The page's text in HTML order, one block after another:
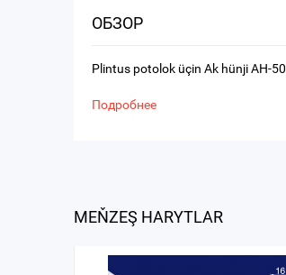
ОБЗОР
Plintus potolok üçin Ak hünji AH-50
Подробнее
MEŇZEŞ HARYTLAR